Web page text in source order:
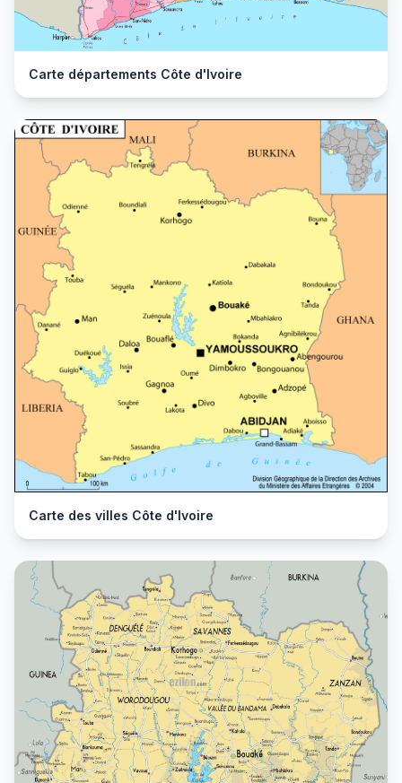
Carte départements Côte d'Ivoire
Carte des villes Côte d'Ivoire